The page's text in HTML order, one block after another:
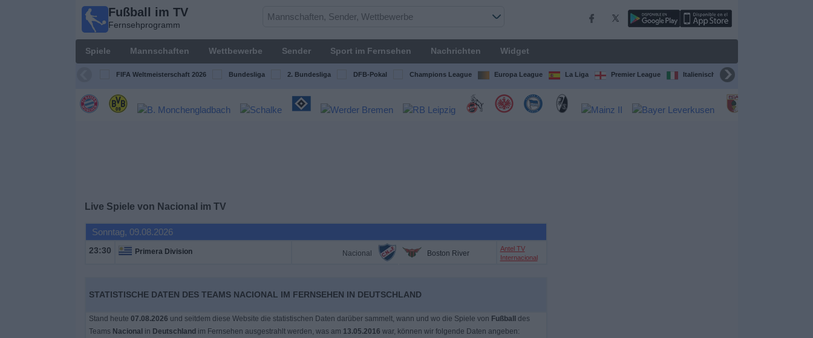
Fußball im TV
Fernsehprogramm
Spiele Mannschaften Wettbewerbe Sender Sport im Fernsehen Nachrichten Widget
FIFA Weltmeisterschaft 2026 Bundesliga 2. Bundesliga DFB-Pokal Champions League Europa League La Liga Premier League Italienische Serie A
Live Spiele von Nacional im TV
Sonntag, 09.08.2026
23:30 Primera Division Nacional Boston River
Antel TV
Internacional
STATISTISCHE DATEN DES TEAMS NACIONAL IM FERNSEHEN IN DEUTSCHLAND
Stand heute 07.08.2026 und seitdem diese Website die statistischen Daten darüber sammelt, wann und wo die Spiele von Fußball
des
Teams Nacional in Deutschland im Fernsehen ausgestrahlt werden, was am 13.05.2016 war, können wir folgende Daten angeben:
Fußball im
Fernsehprogramm